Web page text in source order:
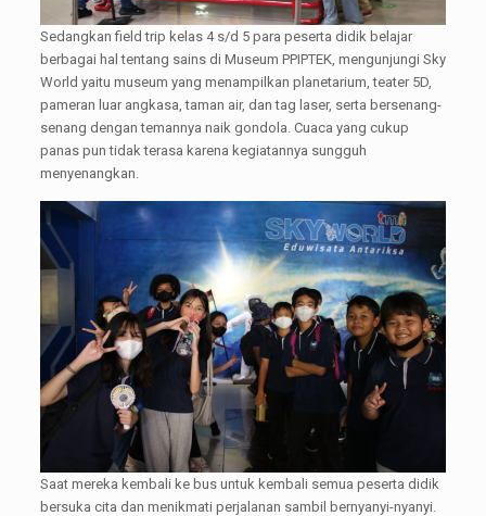
Sedangkan field trip kelas 4 s/d 5 para peserta didik belajar
berbagai hal tentang sains di Museum PPIPTEK, mengunjungi Sky
World yaitu museum yang menampilkan planetarium, teater 5D,
pameran luar angkasa, taman air, dan tag laser, serta bersenang-
senang dengan temannya naik gondola. Cuaca yang cukup
panas pun tidak terasa karena kegiatannya sungguh
menyenangkan.
Saat mereka kembali ke bus untuk kembali semua peserta didik
bersuka cita dan menikmati perjalanan sambil bernyanyi-nyanyi.